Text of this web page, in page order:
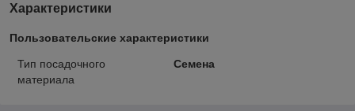
Характеристики
Пользовательские характеристики
Тип посадочного
материала
Семена